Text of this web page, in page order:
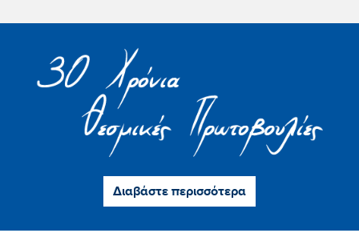
Διαβάστε περισσότερα